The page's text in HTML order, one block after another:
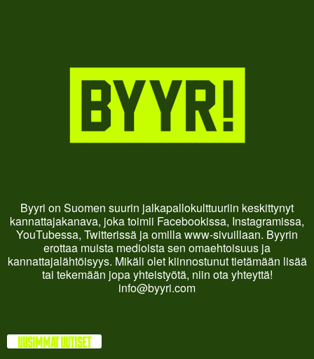
Byyri on Suomen suurin jalkapallokulttuuriin keskittynyt
kannattajakanava, joka toimii Facebookissa, Instagramissa,
YouTubessa, Twitterissä ja omilla www-sivuillaan. Byyrin
erottaa muista medioista sen omaehtoisuus ja
kannattajalähtöisyys. Mikäli olet kiinnostunut tietämään lisää
tai tekemään jopa yhteistyötä, niin ota yhteyttä!
info@byyri.com
UUSIMMAT UUTISET